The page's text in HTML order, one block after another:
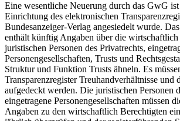
Eine wesentliche Neuerung durch das GwG
Einrichtung des elektronischen
Bundesanzeiger-Verlag angesiedelt wurde.
enthält künftig Angaben über die
juristischen Personen des Privatrechts,
Personengesellschaften, Trusts und
Struktur und Funktion Trusts ähneln. Es
Transparenzregister Treuhandverhältnisse und
aufgedeckt werden. Die juristischen Personen
eingetragene Personengesellschaften müssen
Angaben zu den wirtschaftlich Berechtigten